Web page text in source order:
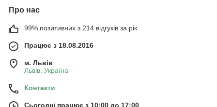
Про нас
99% позитивних з 214 відгуків за рік
Працює з 18.08.2016
м. Львів
Львів, Україна
Контакти
Сьогодні працює з 10:00 до 17:00